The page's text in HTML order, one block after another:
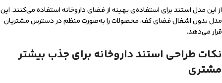
از این مدل استند برای استفاده‌ی بهینه از فضای داروخانه استفاده می‌کنند. این
مدل بدون اشغال فضای کف، محصولات را به‌صورت منظم در دسترس مشتریان
قرار می‌دهد.
نکات طراحی استند داروخانه برای جذب بیشتر
مشتری